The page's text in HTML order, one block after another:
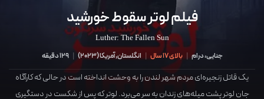
فیلم لوتر سقوط خورشید
Luther: The Fallen Sun
جنایی، درام | بالای 17 سال | انگلستان,آمریکا(
2023
)
| 129 دقیقه
یک قاتل زنجیره‌ای مردم شهر لندن را به وحشت انداخته است در حالی که کارآگاه
جان لوتر پشت میله‌های زندان به سر می‌برد. لوتر که پس از شکست در دستگیری